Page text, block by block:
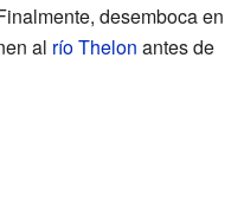
desemboca en
al río Thelon antes de